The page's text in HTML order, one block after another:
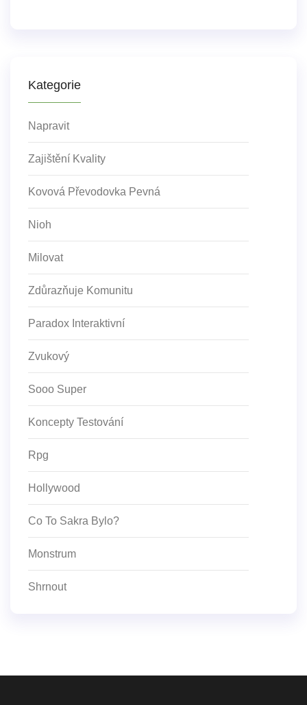
Kategorie
Napravit
Zajištění Kvality
Kovová Převodovka Pevná
Nioh
Milovat
Zdůrazňuje Komunitu
Paradox Interaktivní
Zvukový
Sooo Super
Koncepty Testování
Rpg
Hollywood
Co To Sakra Bylo?
Monstrum
Shrnout